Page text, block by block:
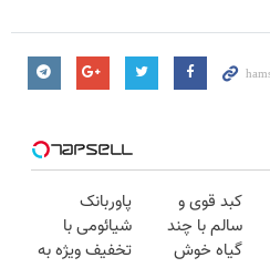
کبد قوی و
سالم با چند
گیاه خوش
پاوربانک
شیائومی با
تخفیف ویژه به